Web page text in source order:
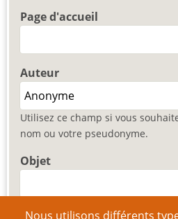
Page d'accueil
Auteur
Utilisez ce champ si vous
nom ou votre pseudonyme.
Objet
Nous utilisons différents